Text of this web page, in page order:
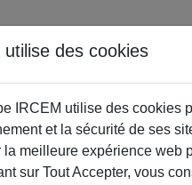
RETRAITE
utilise des cookies
IRCEM utilise des cookies
et la sécurité de ses
la meilleure expérience web
sur Tout Accepter, vous